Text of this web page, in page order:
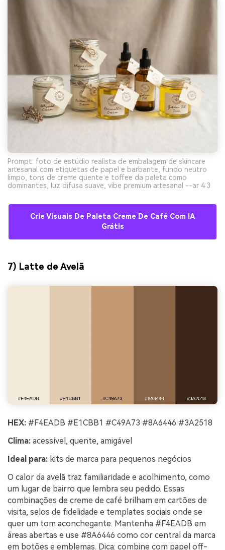
Prompt: foto de estúdio realista de embalagem de skincare
artesanal com etiquetas de papel e barbante, fundo neutro
limpo, tons de creme quente e toffee da paleta como
dominantes, luz difusa suave, vibe premium artesanal --ar 4:3
Crie Visuais De Paleta Creme De Café Com IA
Grátis
7) Latte de Avelã
HEX: #F4EADB #E1CBB1 #C49A73 #8A6446 #3A2518
Clima: acessível, quente, amigável
Ideal para: kits de marca para pequenos negócios
O calor da avelã traz familiaridade e acolhimento, como
um lugar de bairro que lembra seu pedido. Essas
combinações de creme de café brilham em cartões de
visita, selos de fidelidade e templates sociais onde se
quer um tom aconchegante. Mantenha #F4EADB em
áreas abertas e use #8A6446 como cor central da marca
em botões e emblemas. Dica: combine com papel off-